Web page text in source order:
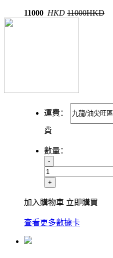
11000 HKD 11000HKD
運費：
費
數量：
-
+
加入購物車 立即購買
查看更多數據卡